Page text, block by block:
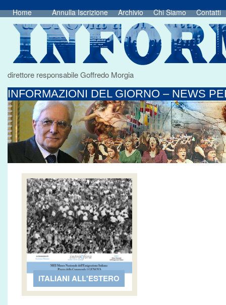
Home Annulla Iscrizione Archivio Chi Siamo Contatti
direttore responsabile Goffredo Morgia
INFORMAZIONI DEL GIORNO – NEWS
ITALIANI ALL'ESTERO